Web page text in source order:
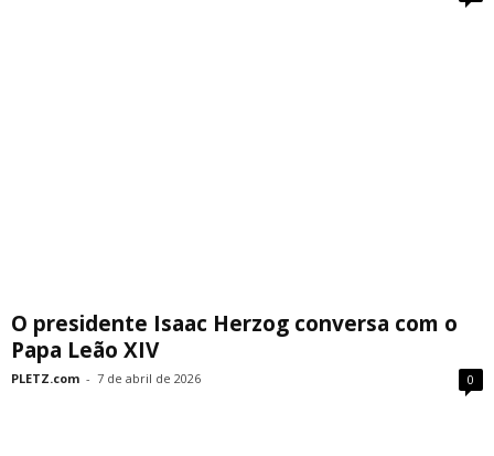
O presidente Isaac Herzog conversa com o
Papa Leão XIV
PLETZ.com - 7 de abril de 2026 0